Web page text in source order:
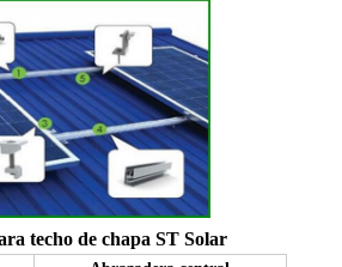
techo de chapa ST Solar